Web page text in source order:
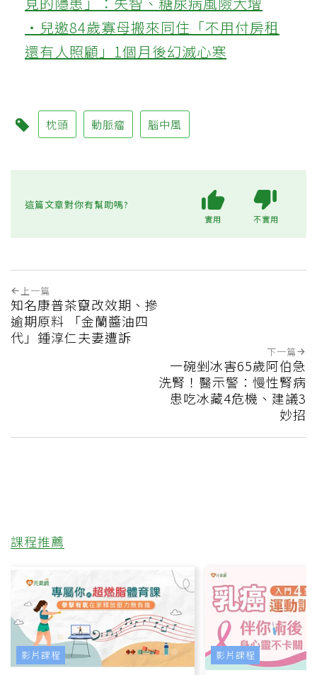
‧兒邀84歲寡母搬來同住「不用付房租
還有人照顧」1個月後幻滅心寒
枕頭 動脈瘤 腦中風
這篇文章對你有幫助嗎?
實用 不實用
上一篇
知名康普茶竄改效期、摻
逾期原料 「金蘭醬油四
代」鍾淳仁夫妻遭訴
下一篇
一碗剉冰害65歲阿伯急
洗腎！醫示警：慢性腎病
患吃冰藏4危機、建議3
妙招
課程推薦
影片課程 影片課程